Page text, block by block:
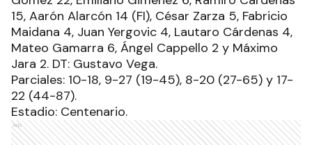
15, Aarón Alarcón 14 (FI), César Zarza 5, Fabricio
Maidana 4, Juan Yergovic 4, Lautaro Cárdenas 4,
Mateo Gamarra 6, Ángel Cappello 2 y Máximo
Jara 2. DT: Gustavo Vega.
Parciales: 10-18, 9-27 (19-45), 8-20 (27-65) y 17-
22 (44-87).
Estadio: Centenario.
Ads